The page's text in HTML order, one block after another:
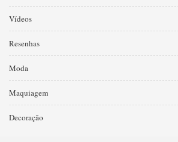
Vídeos
Resenhas
Moda
Maquiagem
Decoração